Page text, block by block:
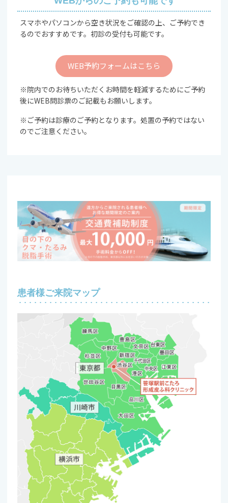
スマホやパソコンから空き状況をご確認の上、ご予約でき
るのでおすすめです。初診の受付も可能です。
WEB予約フォームはこちら
※院内でのお待ちいただくお時間を軽減するためにご予約
後にWEB問診票のご記載もお願いします。
※ご予約は診療のご予約となります。処置の予約ではない
のでご注意ください。
患者様ご来院マップ